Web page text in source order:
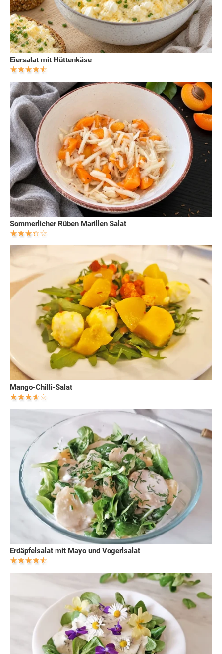
Eiersalat mit Hüttenkäse
Sommerlicher Rüben Marillen Salat
Mango-Chilli-Salat
Erdäpfelsalat mit Mayo und Vogerlsalat